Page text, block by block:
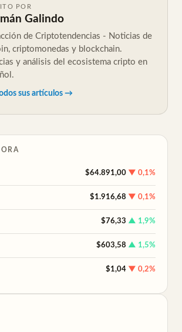
POR
Galindo
de Criptotendencias - Noticias de
criptomonedas y blockchain.
y análisis del ecosistema cripto en
sus artículos →
$64.891,00 ▼ 0,1%
$1.916,68 ▼ 0,1%
$76,33 ▲ 1,9%
$603,58 ▲ 1,5%
$1,04 ▼ 0,2%